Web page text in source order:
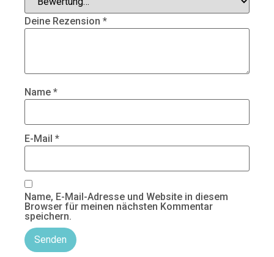
Deine Rezension *
Name *
E-Mail *
Name, E-Mail-Adresse und Website in diesem
Browser für meinen nächsten Kommentar
speichern.